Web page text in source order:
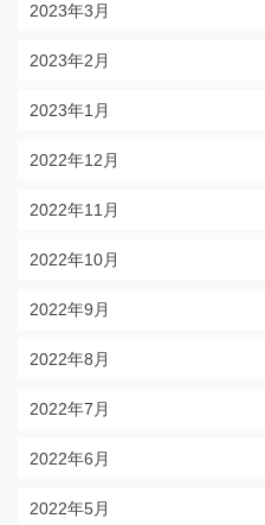
2023年3月
2023年2月
2023年1月
2022年12月
2022年11月
2022年10月
2022年9月
2022年8月
2022年7月
2022年6月
2022年5月